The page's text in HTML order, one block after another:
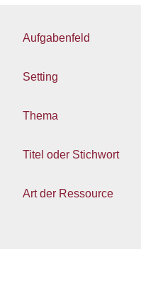
Aufgabenfeld
Setting
Thema
Titel oder Stichwort
Art der Ressource